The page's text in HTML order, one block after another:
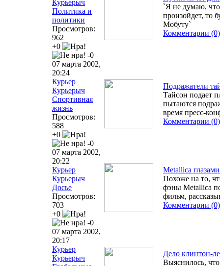
Курьерыч
Политика и
политики
Просмотров:
962
+0
-0
`Я не думаю,
произойдет, то
Мобуту`
Комментарии (0)
07 марта 2002,
20:24
Курьер
Курьерыч
Спортивная
жизнь
Просмотров:
588
+0
-0
Подражатели
Тайсон подает
пытаются
время пресс-
Комментарии (0)
07 марта 2002,
20:22
Курьер
Курьерыч
Досье
Просмотров:
703
+0
-0
Metallica
Похоже на то,
фэны Metallica
фильм,
Комментарии (0)
07 марта 2002,
20:17
Курьер
Курьерыч
Дело клинтон-
Выяснилось,